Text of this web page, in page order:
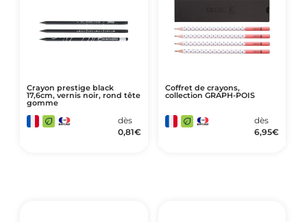
Crayon prestige black
17,6cm, vernis noir, rond tête
gomme
dès
0,81€
Coffret de crayons,
collection GRAPH-POIS
dès
6,95€